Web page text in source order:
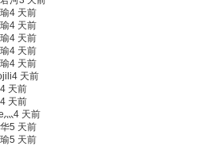
4 天前
4 天前
4 天前
4 天前
4 天前
天前
天前
天前
灬4 天前
5 天前
5 天前